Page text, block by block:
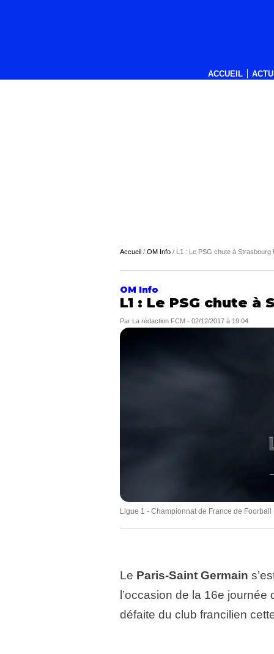
ACCUEIL
Accueil / OM Info / L1 : Le PSG chute à Strasbourg !
OM Info
L1 : Le PSG chute à
Par La rédaction FCM - 02/12/2017 à 19:04
Ligue 1 - Championnat de France de Foorball
Le Paris-Saint Germain
l’occasion de la 16e journée
défaite du club francilien